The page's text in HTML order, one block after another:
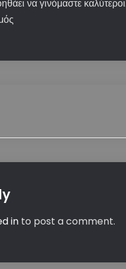
να γινόμαστε
in to post a comment.